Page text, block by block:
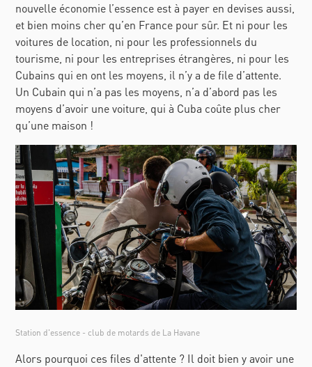
nouvelle économie l’essence est à payer en devises aussi,
et bien moins cher qu’en France pour sûr. Et ni pour les
voitures de location, ni pour les professionnels du
tourisme, ni pour les entreprises étrangères, ni pour les
Cubains qui en ont les moyens, il n’y a de file d’attente.
Un Cubain qui n’a pas les moyens, n’a d’abord pas les
moyens d’avoir une voiture, qui à Cuba coûte plus cher
qu’une maison !
Station d'essence - club de motards de La Havane
Alors pourquoi ces files d'attente ? Il doit bien y avoir une